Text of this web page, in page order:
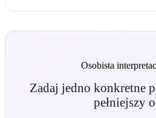
Osobista
Zadaj jedno konkretne
pełniejszy